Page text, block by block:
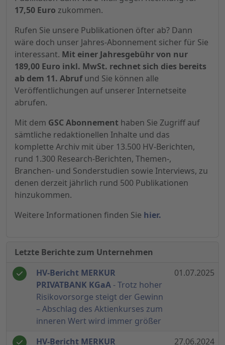
17,50 Euro zukommen.
Rufen Sie unsere Publikationen öfter ab? Dann
wäre doch unser Jahres-Abonnement sicher für Sie
interessant. Mit einer Jahresgebühr von nur
189,00 Euro inkl. MwSt. rechnet sich dies bereits
ab dem 11. Abrufund Sie können alle
Veröffentlichungen auf unserer Internetseite
abrufen.
Mit dem GSC Abonnement haben Sie Zugriff auf
sämtliche redaktionellen Inhalte und das
komplette Archiv mit über 13.500 HV-Berichten,
rund 1.300 Research-Berichten, Themen-,
Branchen- und Sonderstudien sowie Interviews, zu
denen derzeit jährlich rund 500 Publikationen
hinzukommen.
Weitere Informationen finden Sie hier.
Letzte Berichte zum Unternehmen
HV-Bericht MERKUR
PRIVATBANK KGaA - Trotz hoher
Risikovorsorge steigt der Gewinn
– Abschlag des Aktienkurses zum
inneren Wert wird immer größer
01.07.2025
HV-Bericht MERKUR
27.06.2024